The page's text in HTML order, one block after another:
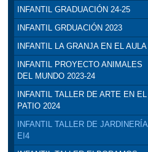
INFANTIL GRADUACIÓN 24-25
INFANTIL GRDUACIÓN 2023
INFANTIL LA GRANJA EN EL AULA
INFANTIL PROYECTO ANIMALES
DEL MUNDO 2023-24
INFANTIL TALLER DE ARTE EN EL
PATIO 2024
INFANTIL TALLER DE JARDINERÍA
EI4